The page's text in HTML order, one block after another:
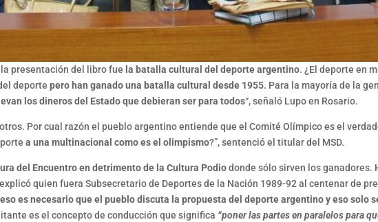
presentación del libro fue la batalla cultural del deporte argentino. ¿El deporte en
deportepero han ganado una batalla cultural desde 1955. Para la mayoría de la
los dineros del Estado que debieran ser para todos“, señaló Lupo en Rosario.
Por cual razón el pueblo argentino entiende que el Comité Olímpico es el
a una multinacional como es el olimpismo?”, sentenció el titular del MSD.
del Encuentro en detrimento de la Cultura Podiodonde sólo sirven los ganadores.
quien fuera Subsecretario de Deportes de la Nación 1989-92 al centenar de
es necesario que el pueblo discuta la propuesta del deporte argentino y eso solo
es el concepto de conducción que significa “poner las partes en paralelos para